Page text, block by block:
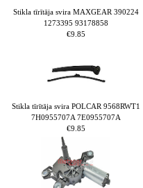
Stikla tīrītāja svira MAXGEAR 390224
1273395 93178858
€9.85
Stikla tīrītāja svira POLCAR 9568RWT1
7H0955707A 7E0955707A
€9.85